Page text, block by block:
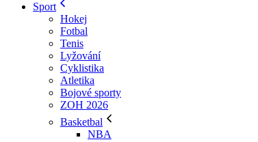
Sport
Hokej
Fotbal
Tenis
Lyžování
Cyklistika
Atletika
Bojové sporty
ZOH 2026
Basketbal
NBA